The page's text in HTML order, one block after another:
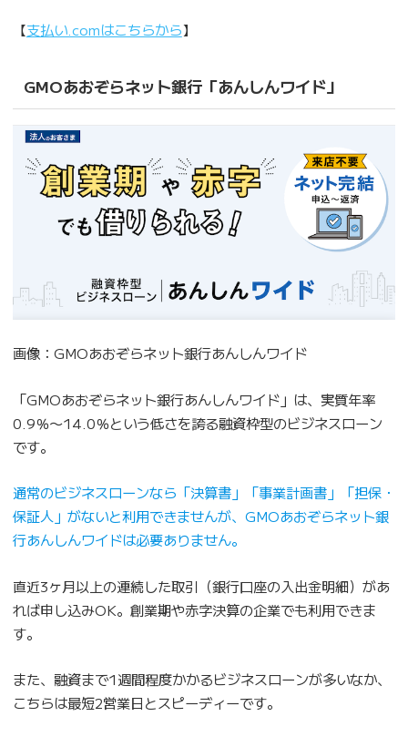
【支払い.comはこちらから】
GMOあおぞらネット銀行「あんしんワイド」
画像：GMOあおぞらネット銀行あんしんワイド
「GMOあおぞらネット銀行あんしんワイド」は、実質年率
0.9％〜14.0％という低さを誇る融資枠型のビジネスローン
です。
通常のビジネスローンなら「決算書」「事業計画書」「担保・
保証人」がないと利用できませんが、GMOあおぞらネット銀
行あんしんワイドは必要ありません。
直近3ヶ月以上の連続した取引（銀行口座の入出金明細）があ
れば申し込みOK。創業期や赤字決算の企業でも利用できま
す。
また、融資まで1週間程度かかるビジネスローンが多いなか、
こちらは最短2営業日とスピーディーです。